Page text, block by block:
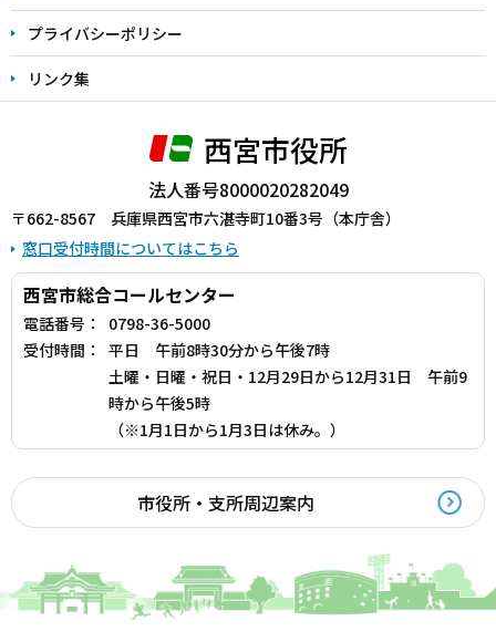
プライバシーポリシー
リンク集
西宮市役所
法人番号8000020282049
〒662-8567 兵庫県西宮市六湛寺町10番3号（本庁舎）
窓口受付時間についてはこちら
西宮市総合コールセンター
電話番号：
0798-36-5000
受付時間：
平日 午前8時30分から午後7時
土曜・日曜・祝日・12月29日から12月31日 午前9
時から午後5時
（※1月1日から1月3日は休み。）
市役所・支所周辺案内